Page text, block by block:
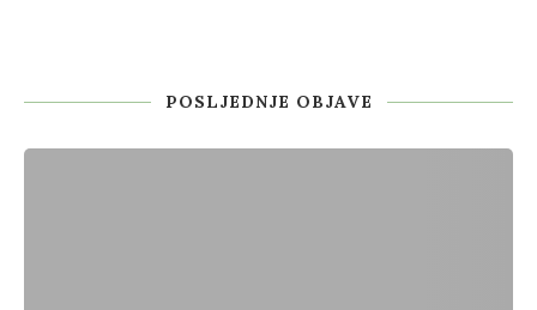
POSLJEDNJE OBJAVE